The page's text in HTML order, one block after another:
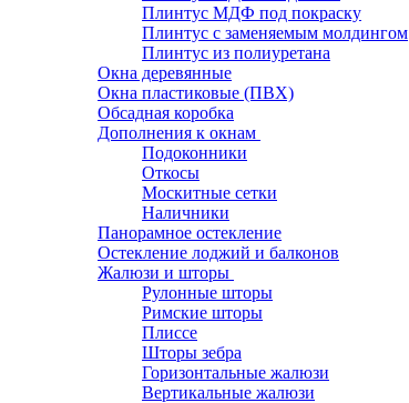
Плинтус МДФ под покраску
Плинтус с заменяемым молдингом
Плинтус из полиуретана
Окна деревянные
Окна пластиковые (ПВХ)
Обсадная коробка
Дополнения к окнам
Подоконники
Откосы
Москитные сетки
Наличники
Панорамное остекление
Остекление лоджий и балконов
Жалюзи и шторы
Рулонные шторы
Римские шторы
Плиссе
Шторы зебра
Горизонтальные жалюзи
Вертикальные жалюзи